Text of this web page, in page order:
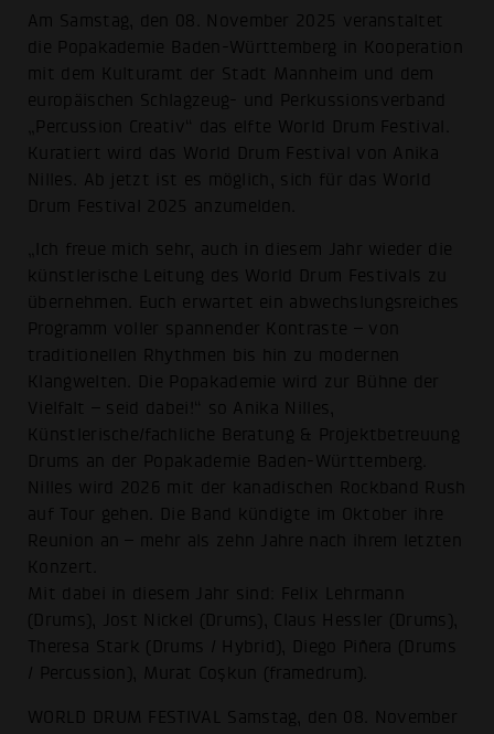
Am Samstag, den 08. November 2025 veranstaltet
die Popakademie Baden-Württemberg in Kooperation
mit dem Kulturamt der Stadt Mannheim und dem
europäischen Schlagzeug- und Perkussionsverband
„Percussion Creativ“ das elfte World Drum Festival.
Kuratiert wird das World Drum Festival von Anika
Nilles. Ab jetzt ist es möglich, sich für das World
Drum Festival 2025 anzumelden.
„Ich freue mich sehr, auch in diesem Jahr wieder die
künstlerische Leitung des World Drum Festivals zu
übernehmen. Euch erwartet ein abwechslungsreiches
Programm voller spannender Kontraste – von
traditionellen Rhythmen bis hin zu modernen
Klangwelten. Die Popakademie wird zur Bühne der
Vielfalt – seid dabei!“ so Anika Nilles,
Künstlerische/fachliche Beratung & Projektbetreuung
Drums an der Popakademie Baden-Württemberg.
Nilles wird 2026 mit der kanadischen Rockband Rush
auf Tour gehen. Die Band kündigte im Oktober ihre
Reunion an – mehr als zehn Jahre nach ihrem letzten
Konzert.
Mit dabei in diesem Jahr sind: Felix Lehrmann
(Drums), Jost Nickel (Drums), Claus Hessler (Drums),
Theresa Stark (Drums / Hybrid), Diego Piñera (Drums
/ Percussion), Murat Coşkun (framedrum).
WORLD DRUM FESTIVAL Samstag, den 08. November